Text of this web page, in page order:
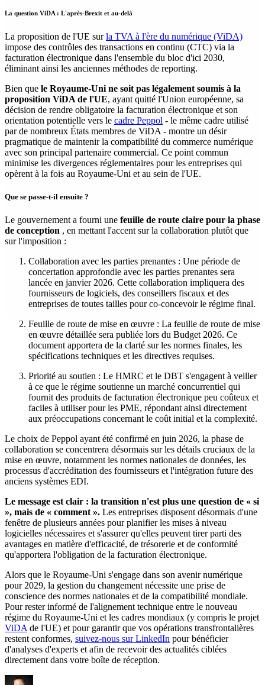
La question ViDA : L'après-Brexit et au-delà
La proposition de l'UE surla TVA à l'ère du numérique (ViDA)
impose des contrôles des transactions en continu (CTC) via la
facturation électronique dans l'ensemble du bloc d'ici 2030,
éliminant ainsi les anciennes méthodes de reporting.
Bien que le Royaume-Uni ne soit pas légalement soumis à la
proposition ViDA de l'UE, ayant quitté l'Union européenne, sa
décision de rendre obligatoire la facturation électronique et son
orientation potentielle vers le cadre Peppol - le même cadre utilisé
par de nombreux États membres de ViDA - montre un désir
pragmatique de maintenir la compatibilité du commerce numérique
avec son principal partenaire commercial. Ce point commun
minimise les divergences réglementaires pour les entreprises qui
opèrent à la fois au Royaume-Uni et au sein de l'UE.
Que se passe-t-il ensuite ?
Le gouvernement a fourni une feuille de route claire pour la phase
de conception , en mettant l'accent sur la collaboration plutôt que
sur l'imposition :
Collaboration avec les parties prenantes : Une période de
concertation approfondie avec les parties prenantes sera
lancée en janvier 2026. Cette collaboration impliquera des
fournisseurs de logiciels, des conseillers fiscaux et des
entreprises de toutes tailles pour co-concevoir le régime final.
Feuille de route de mise en œuvre : La feuille de route de mise
en œuvre détaillée sera publiée lors du Budget 2026. Ce
document apportera de la clarté sur les normes finales, les
spécifications techniques et les directives requises.
Priorité au soutien : Le HMRC et le DBT s'engagent à veiller
à ce que le régime soutienne un marché concurrentiel qui
fournit des produits de facturation électronique peu coûteux et
faciles à utiliser pour les PME, répondant ainsi directement
aux préoccupations concernant le coût initial et la complexité.
Le choix de Peppol ayant été confirmé en juin 2026, la phase de
collaboration se concentrera désormais sur les détails cruciaux de la
mise en œuvre, notamment les normes nationales de données, les
processus d'accréditation des fournisseurs et l'intégration future des
anciens systèmes EDI.
Le message est clair : la transition n'est plus une question de « si
», mais de « comment ». Les entreprises disposent désormais d'une
fenêtre de plusieurs années pour planifier les mises à niveau
logicielles nécessaires et s'assurer qu'elles peuvent tirer parti des
avantages en matière d'efficacité, de trésorerie et de conformité
qu'apportera l'obligation de la facturation électronique.
Alors que le Royaume-Uni s'engage dans son avenir numérique
pour 2029, la gestion du changement nécessite une prise de
conscience des normes nationales et de la compatibilité mondiale.
Pour rester informé de l'alignement technique entre le nouveau
régime du Royaume-Uni et les cadres mondiaux (y compris le projet
ViDA de l'UE) et pour garantir que vos opérations transfrontalières
restent conformes, suivez-nous sur LinkedIn pour bénéficier
d'analyses d'experts et afin de recevoir des actualités ciblées
directement dans votre boîte de réception.